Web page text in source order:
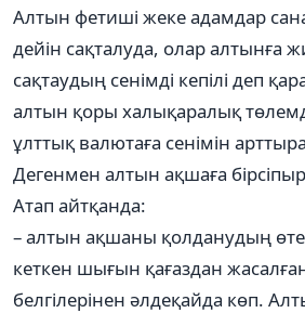
Алтын фетиші жеке адамдар
дейін сақталуда, олар алтынға
сақтаудың сенімді кепілі деп
алтын қоры халықаралық
ұлттық валютаға сенімін
Дегенмен алтын ақшаға
Атап айтқанда:
– алтын ақшаны қолданудың
кеткен шығын қағаздан
белгілерінен әлдеқайда көп.